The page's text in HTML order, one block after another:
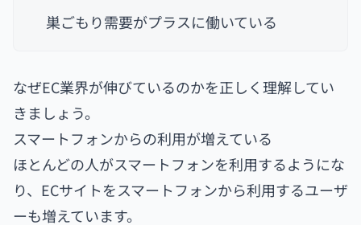
巣ごもり需要がプラスに働いている
なぜEC業界が伸びているのかを正しく理解してい
きましょう。
スマートフォンからの利用が増えている
ほとんどの人がスマートフォンを利用するようにな
り、ECサイトをスマートフォンから利用するユーザ
ーも増えています。